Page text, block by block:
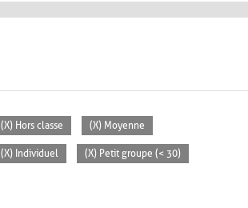
(X) Hors classe (X) Moyenne
(X) Individuel (X) Petit groupe (< 30)